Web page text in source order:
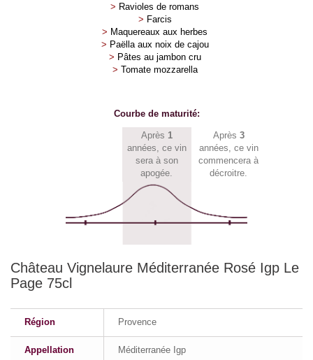
> Ravioles de romans
> Farcis
> Maquereaux aux herbes
> Paëlla aux noix de cajou
> Pâtes au jambon cru
> Tomate mozzarella
Courbe de maturité:
Après 1
années, ce vin
sera à son
apogée.
Après 3
années, ce vin
commencera à
décroitre.
Château Vignelaure Méditerranée Rosé Igp Le
Page 75cl
Région Provence
Appellation Méditerranée Igp